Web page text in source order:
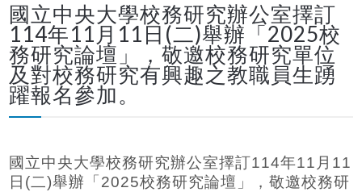
國立中央大學校務研究辦公室擇訂
114年11月11日(二)舉辦「2025校
務研究論壇」，敬邀校務研究單位
及對校務研究有興趣之教職員生踴
躍報名參加。
國立中央大學校務研究辦公室擇訂114年11月11
日(二)舉辦「2025校務研究論壇」，敬邀校務研